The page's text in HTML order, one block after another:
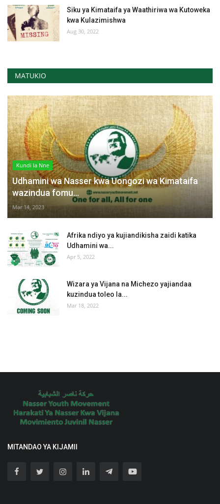
Siku ya Kimataifa ya Waathiriwa wa Kutoweka
kwa Kulazimishwa
Aug 30, 2022
MATUKIO
Kundi la Nne
Udhamini wa Nasser kwa Uongozi wa Kimataifa
wazindua fomu...
Mar 14, 2023
Afrika ndiyo ya kujiandikisha zaidi katika
Udhamini wa...
Apr 5, 2022
Wizara ya Vijana na Michezo yajiandaa
kuzindua toleo la...
Mar 18, 2022
MITANDAO YA KIJAMII